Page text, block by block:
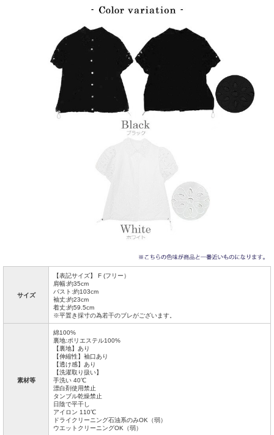
サイズ
【表記サイズ】 F (フリー）
肩幅:約35cm
バスト:約103cm
袖丈:約23cm
着丈:約59.5cm
※平置き採寸の為若干のブレがございます。
素材等
綿100%
裏地:ポリエステル100%
【裏地】あり
【伸縮性】袖口あり
【透け感】あり
【洗濯取り扱い】
手洗い 40℃
漂白剤使用禁止
タンブル乾燥禁止
日陰で平干し
アイロン 110℃
ドライクリーニング石油系のみOK（弱）
ウエットクリーニングOK（弱）